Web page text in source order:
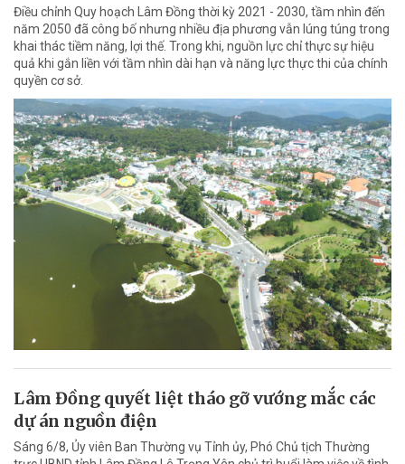
Điều chỉnh Quy hoạch Lâm Đồng thời kỳ 2021 - 2030, tầm nhìn đến
năm 2050 đã công bố nhưng nhiều địa phương vẫn lúng túng trong
khai thác tiềm năng, lợi thế. Trong khi, nguồn lực chỉ thực sự hiệu
quả khi gắn liền với tầm nhìn dài hạn và năng lực thực thi của chính
quyền cơ sở.
Lâm Đồng quyết liệt tháo gỡ vướng mắc các
dự án nguồn điện
Sáng 6/8, Ủy viên Ban Thường vụ Tỉnh ủy, Phó Chủ tịch Thường